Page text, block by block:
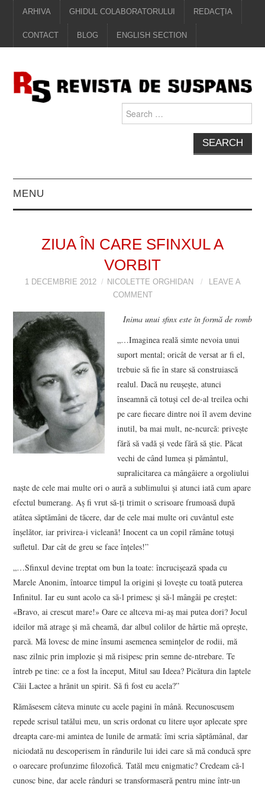
ARHIVA GHIDUL COLABORATORULUI REDACŢIA
CONTACT BLOG ENGLISH SECTION
for:
MENU
PROZĂ
VIZIUNI ȘI SPECTRE
CONTRAPAGINI
CARTE & FILM
SUSPANS
NUMĂRUL 48 /
MARTIE 2018
APRILIE 2018
ZIUA ÎN CARE SFINXUL A
VORBIT
1 DECEMBRIE 2012 NICOLETTE ORGHIDAN
LEAVE A
COMMENT
Inima unui sfinx este în formă de romb
„…Imaginea reală simte nevoia unui
suport mental; oricât de versat ar fi el,
trebuie să fie în stare să construiască
realul. Dacă nu reuşeşte, atunci
înseamnă că totuşi cel de-al treilea ochi
pe care fiecare dintre noi îl avem devine
inutil, ba mai mult, ne-ncurcă: priveşte
fără să vadă şi vede fără să ştie. Păcat
vechi de când lumea şi pământul,
supralicitarea ca mângâiere a orgoliului
naşte de cele mai multe ori o aură a sublimului şi atunci iată cum apare
efectul bumerang. Aş fi vrut să-ţi trimit o scrisoare frumoasă după
atâtea săptămâni de tăcere, dar de cele mai multe ori cuvântul este
înşelător, iar privirea-i vicleană! Inocent ca un copil rămâne totuşi
sufletul. Dar cât de greu se face înţeles!”
„…Sfinxul devine treptat om bun la toate: încrucişează spada cu
Marele Anonim, întoarce timpul la origini şi loveşte cu toată puterea
Infinitul. Iar eu sunt acolo ca să-l primesc şi să-l mângâi pe creştet:
«Bravo, ai crescut mare!» Oare ce altceva mi-aş mai putea dori? Jocul
ideilor mă atrage şi mă cheamă, dar albul colilor de hârtie mă opreşte,
parcă. Mă lovesc de mine însumi asemenea seminţelor de rodii, mă
nasc zilnic prin implozie şi mă risipesc prin semne de-ntrebare. Te
întreb pe tine: ce a fost la început, Mitul sau Ideea? Picătura din laptele
Căii Lactee a hrănit un spirit. Să fi fost eu acela?”
Rămăsesem câteva minute cu acele pagini în mână. Recunoscusem
repede scrisul tatălui meu, un scris ordonat cu litere uşor aplecate spre
dreapta care-mi amintea de lunile de armată: îmi scria săptămânal, dar
niciodată nu descoperisem în rândurile lui idei care să mă conducă spre
o oarecare profunzime filozofică. Tatăl meu enigmatic? Credeam că-l
cunosc bine, dar acele rânduri se transformaseră pentru mine într-un